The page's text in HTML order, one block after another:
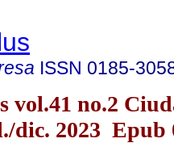
ISSN 0185-
vol.41 no.2
dic. 2023 Epub